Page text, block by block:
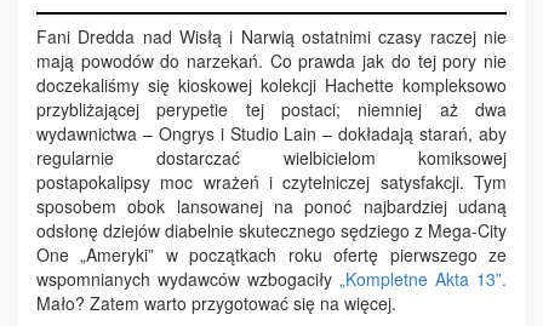
Fani Dredda nad Wisłą i Narwią ostatnimi czasy raczej nie
mają powodów do narzekań. Co prawda jak do tej pory nie
doczekaliśmy się kioskowej kolekcji Hachette kompleksowo
przybliżającej perypetie tej postaci; niemniej aż dwa
wydawnictwa – Ongrys i Studio Lain – dokładają starań, aby
regularnie dostarczać wielbicielom komiksowej
postapokalipsy moc wrażeń i czytelniczej satysfakcji. Tym
sposobem obok lansowanej na ponoć najbardziej udaną
odsłonę dziejów diabelnie skutecznego sędziego z Mega-City
One „Ameryki” w początkach roku ofertę pierwszego ze
wspomnianych wydawców wzbogaciły „Kompletne Akta 13”.
Mało? Zatem warto przygotować się na więcej.